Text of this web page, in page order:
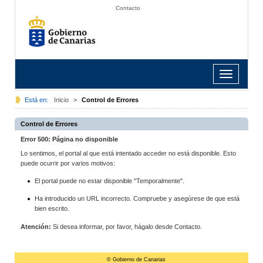
Contacto
Toggle
navigation
Está en: Inicio > Control de Errores
Control de Errores
Error 500: Página no disponible
Lo sentimos, el portal al que está intentado acceder no está disponible. Esto
puede ocurrir por varios motivos:
El portal puede no estar disponible "Temporalmente".
Ha introducido un URL incorrecto. Compruebe y asegúrese de que está
bien escrito.
Atención: Si desea informar, por favor, hágalo desde Contacto.
© Gobierno de Canarias